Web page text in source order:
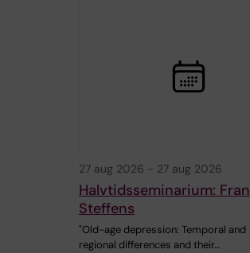
27 aug 2026 - 27 aug 2026
Halvtidsseminarium:
Steffens
"Old-age depression: Temporal and
regional differences and their…